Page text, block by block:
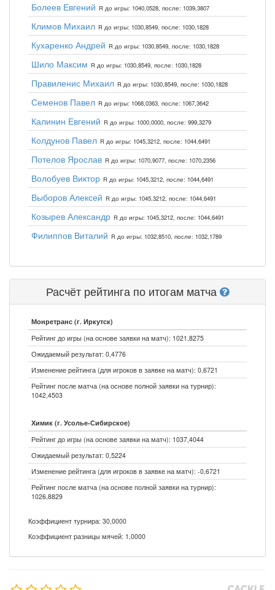
Болеев Евгений R до игры: 1040,0528, после: 1039,3807
Климов Михаил R до игры: 1030,8549, после: 1030,1828
Кухаренко Андрей R до игры: 1030,8549, после: 1030,1828
Шило Максим R до игры: 1030,8549, после: 1030,1828
Правиленис Михаил R до игры: 1030,8549, после: 1030,1828
Семенов Павел R до игры: 1068,0363, после: 1067,3642
Калинин Евгений R до игры: 1000,0000, после: 999,3279
Колдунов Павел R до игры: 1045,3212, после: 1044,6491
Потелов Ярослав R до игры: 1070,9077, после: 1070,2356
Волобуев Виктор R до игры: 1045,3212, после: 1044,6491
Выборов Алексей R до игры: 1045,3212, после: 1044,6491
Козырев Александр R до игры: 1045,3212, после: 1044,6491
Филиппов Виталий R до игры: 1032,8510, после: 1032,1789
Расчёт рейтинга по итогам матча
Монретранс (г. Иркутск)
Рейтинг до игры (на основе заявки на матч): 1021,8275
Ожидаемый результат: 0,4776
Изменение рейтинга (для игроков в заявке на матч): 0,6721
Рейтинг после матча (на основе полной заявки на турнир):
1042,4503
Химик (г. Усолье-Сибирское)
Рейтинг до игры (на основе заявки на матч): 1037,4044
Ожидаемый результат: 0,5224
Изменение рейтинга (для игроков в заявке на матч): -0,6721
Рейтинг после матча (на основе полной заявки на турнир):
1026,8829
Коэффициент турнира: 30,0000
Коэффициент разницы мячей: 1,0000